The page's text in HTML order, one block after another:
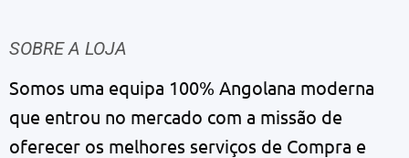
SOBRE A LOJA
Somos uma equipa 100% Angolana moderna
que entrou no mercado com a missão de
oferecer os melhores serviços de Compra e